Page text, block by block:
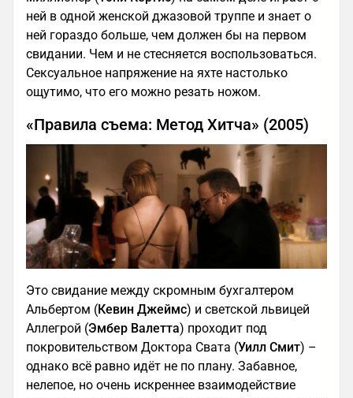
ней в одной женской джазовой труппе и знает о
ней гораздо больше, чем должен бы на первом
свидании. Чем и не стесняется воспользоваться.
Сексуальное напряжение на яхте настолько
ощутимо, что его можно резать ножом.
«Правила съема: Метод Хитча» (2005)
Это свидание между скромным бухгалтером
Альбертом (Кевин Джеймс) и светской львицей
Аллегрой (Эмбер Валетта) проходит под
покровительством Доктора Свата (Уилл Смит) –
однако всё равно идёт не по плану. Забавное,
нелепое, но очень искреннее взаимодействие